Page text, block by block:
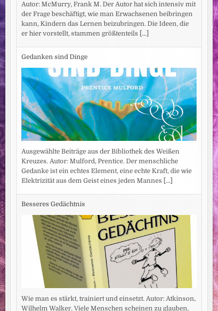
Autor: McMurry, Frank M. Der Autor hat sich intensiv mit
der Frage beschäftigt, wie man Erwachsenen beibringen
kann, Kindern das Lernen beizubringen. Die Ideen, die
er hier vorstellt, stammen größtenteils [...]
Gedanken sind Dinge
Ausgewählte Beiträge aus der Bibliothek des Weißen
Kreuzes. Autor: Mulford, Prentice. Der menschliche
Gedanke ist ein echtes Element, eine echte Kraft, die wie
Elektrizität aus dem Geist eines jeden Mannes [...]
Besseres Gedächtnis
Wie man es stärkt, trainiert und einsetzt. Autor: Atkinson,
Wilhelm Walker. Viele Menschen scheinen zu glauben,